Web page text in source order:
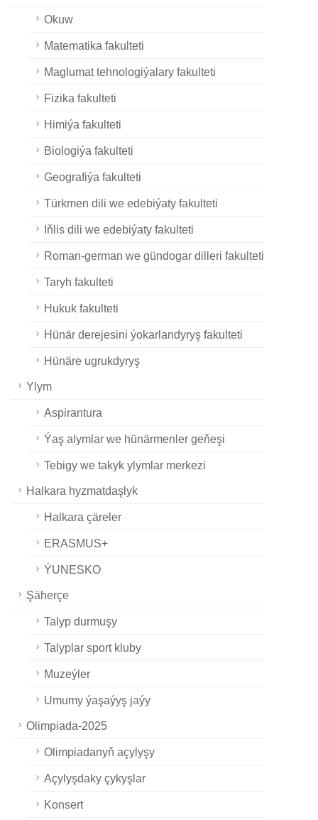
Okuw
Matematika fakulteti
Maglumat tehnologiýalary fakulteti
Fizika fakulteti
Himiýa fakulteti
Biologiýa fakulteti
Geografiýa fakulteti
Türkmen dili we edebiýaty fakulteti
Iňlis dili we edebiýaty fakulteti
Roman-german we gündogar dilleri fakulteti
Taryh fakulteti
Hukuk fakulteti
Hünär derejesini ýokarlandyryş fakulteti
Hünäre ugrukdyryş
Ylym
Aspirantura
Ýaş alymlar we hünärmenler geňeşi
Tebigy we takyk ylymlar merkezi
Halkara hyzmatdaşlyk
Halkara çäreler
ERASMUS+
ÝUNESKO
Şäherçe
Talyp durmuşy
Talyplar sport kluby
Muzeýler
Umumy ýaşaýyş jaýy
Olimpiada-2025
Olimpiadanyň açylyşy
Açylyşdaky çykyşlar
Konsert